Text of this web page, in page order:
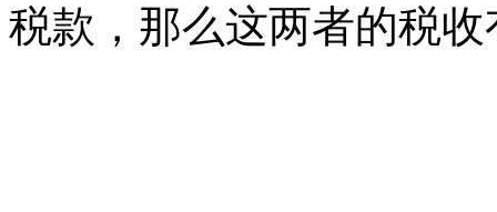
税款，那么这两者的税